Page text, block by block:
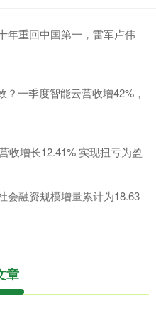
年重回中国第一，雷军卢伟
一季度智能云营收增42%，
收增长12.41% 实现扭亏为盈
会融资规模增量累计为18.63
章